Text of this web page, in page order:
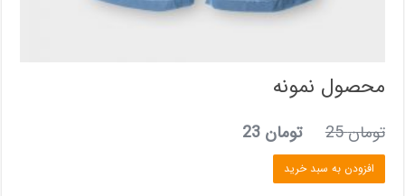
محصول نمونه
تومان25
قیمت
اصلی
تومان 25
تومان
افزودن به سبد خرید